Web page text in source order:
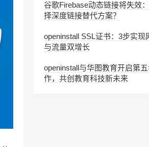
谷歌Firebase动态链接将失效
择深度链接替代方案？
openinstall SSL证书：3步实现
与流量双增长
openinstall与华图教育开启第
作，共创教育科技新未来